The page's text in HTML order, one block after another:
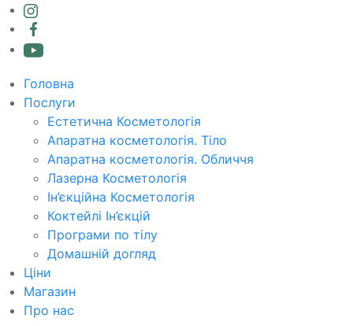
Головна
Послуги
Естетична Косметологія
Апаратна косметологія. Тіло
Апаратна косметологія. Обличчя
Лазерна Косметологія
Ін’єкційна Косметологія
Коктейлі Ін’єкцій
Програми по тілу
Домашній догляд
Ціни
Магазин
Про нас